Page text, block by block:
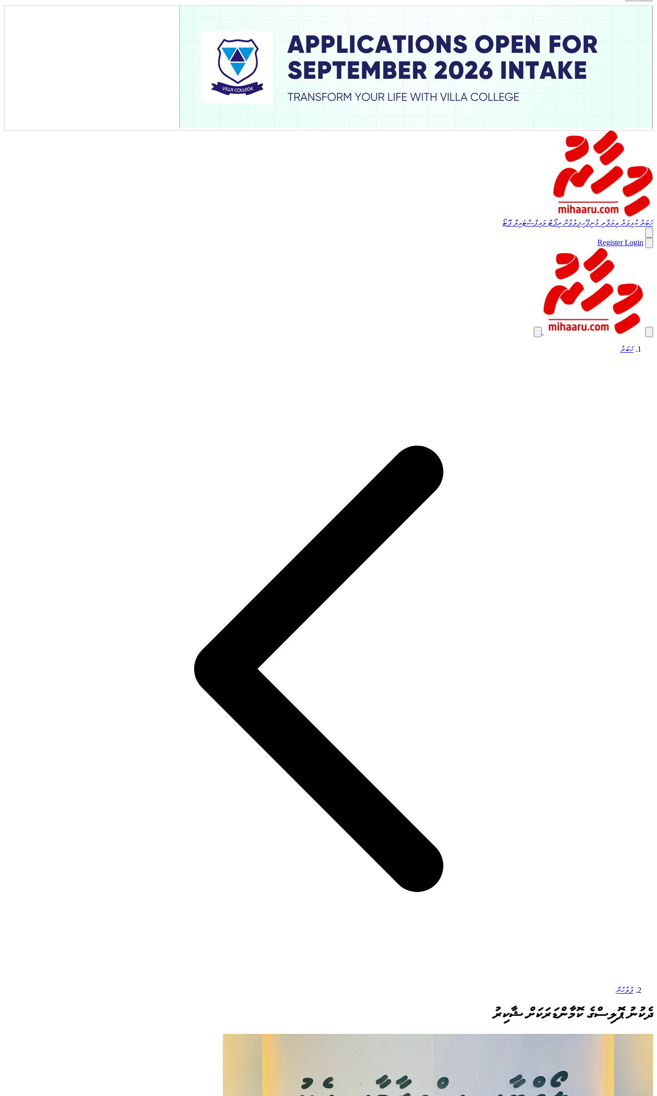
ހަބަރުކުޅިވަރު ވިޔަފާރި މުނިފޫހިފިލުވުންރިޕޯޓް ލައިފްސްޓައިލް ފޮޓޯ
RegisterLogin
ޚަބަރު
ފުލުހުން
ދެކުނު ޕޮލިސްގެ ކޮމާންޑަރަކަށް ޝާކިރު